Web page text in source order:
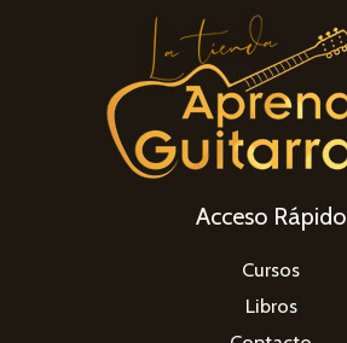
Acceso Rápido
Cursos
Libros